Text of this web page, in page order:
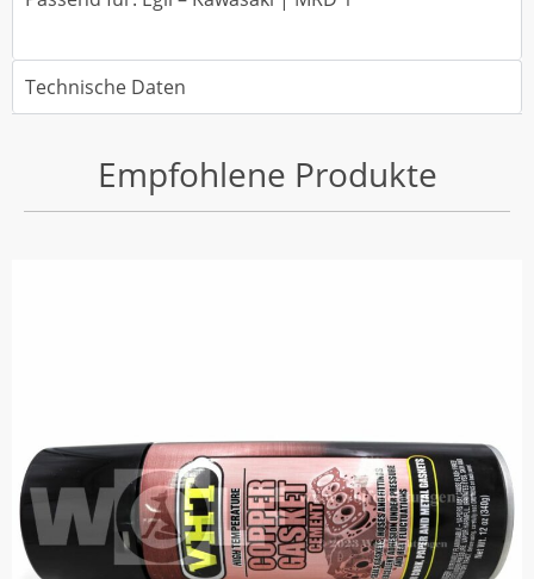
Technische Daten
Empfohlene Produkte